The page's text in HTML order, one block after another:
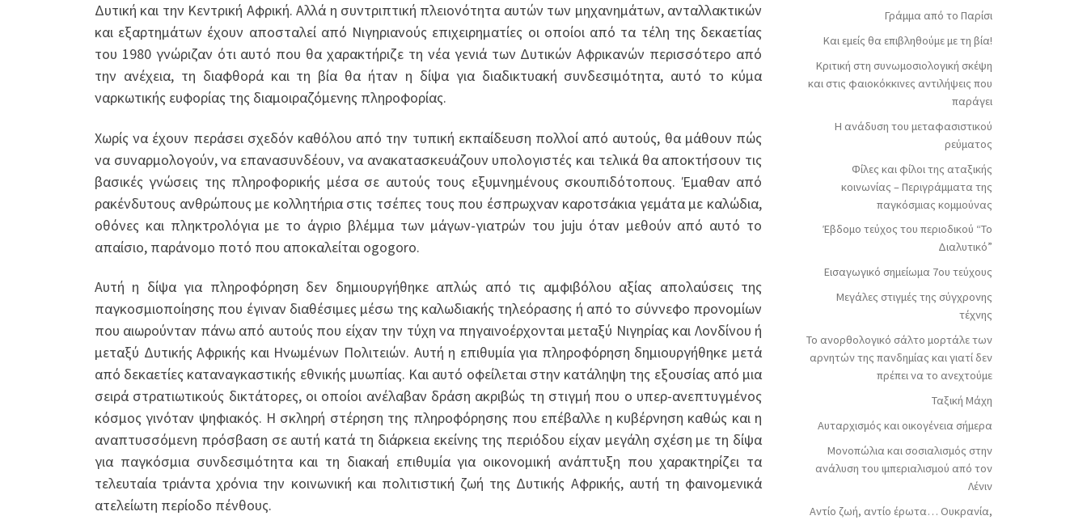
Δυτική και την Κεντρική Αφρική. Αλλά η συντριπτική πλειονότητα αυτών των μηχανημάτων, ανταλλακτικών
και εξαρτημάτων έχουν αποσταλεί από Νιγηριανούς επιχειρηματίες οι οποίοι από τα τέλη της δεκαετίας
του 1980 γνώριζαν ότι αυτό που θα χαρακτήριζε τη νέα γενιά των Δυτικών Αφρικανών περισσότερο από
την ανέχεια, τη διαφθορά και τη βία θα ήταν η δίψα για διαδικτυακή συνδεσιμότητα, αυτό το κύμα
ναρκωτικής ευφορίας της διαμοιραζόμενης πληροφορίας.
Χωρίς να έχουν περάσει σχεδόν καθόλου από την τυπική εκπαίδευση πολλοί από αυτούς, θα μάθουν πώς
να συναρμολογούν, να επανασυνδέουν, να ανακατασκευάζουν υπολογιστές και τελικά θα αποκτήσουν τις
βασικές γνώσεις της πληροφορικής μέσα σε αυτούς τους εξυμνημένους σκουπιδότοπους. Έμαθαν από
ρακένδυτους ανθρώπους με κολλητήρια στις τσέπες τους που έσπρωχναν καροτσάκια γεμάτα με καλώδια,
οθόνες και πληκτρολόγια με το άγριο βλέμμα των μάγων-γιατρών του juju όταν μεθούν από αυτό το
απαίσιο, παράνομο ποτό που αποκαλείται ogogoro.
Αυτή η δίψα για πληροφόρηση δεν δημιουργήθηκε απλώς από τις αμφιβόλου αξίας απολαύσεις της
παγκοσμιοποίησης που έγιναν διαθέσιμες μέσω της καλωδιακής τηλεόρασης ή από το σύννεφο προνομίων
που αιωρούνταν πάνω από αυτούς που είχαν την τύχη να πηγαινοέρχονται μεταξύ Νιγηρίας και Λονδίνου ή
μεταξύ Δυτικής Αφρικής και Ηνωμένων Πολιτειών. Αυτή η επιθυμία για πληροφόρηση δημιουργήθηκε μετά
από δεκαετίες καταναγκαστικής εθνικής μυωπίας. Και αυτό οφείλεται στην κατάληψη της εξουσίας από μια
σειρά στρατιωτικούς δικτάτορες, οι οποίοι ανέλαβαν δράση ακριβώς τη στιγμή που ο υπερ-ανεπτυγμένος
κόσμος γινόταν ψηφιακός. Η σκληρή στέρηση της πληροφόρησης που επέβαλλε η κυβέρνηση καθώς και η
αναπτυσσόμενη πρόσβαση σε αυτή κατά τη διάρκεια εκείνης της περιόδου είχαν μεγάλη σχέση με τη δίψα
για παγκόσμια συνδεσιμότητα και τη διακαή επιθυμία για οικονομική ανάπτυξη που χαρακτηρίζει τα
τελευταία τριάντα χρόνια την κοινωνική και πολιτιστική ζωή της Δυτικής Αφρικής, αυτή τη φαινομενικά
ατελείωτη περίοδο πένθους.
Γράμμα από το Παρίσι
Και εμείς θα επιβληθούμε με τη βία!
Κριτική στη συνωμοσιολογική σκέψη
και στις φαιοκόκκινες αντιλήψεις που
παράγει
Η ανάδυση του μεταφασιστικού
ρεύματος
Φίλες και φίλοι της αταξικής
κοινωνίας – Περιγράμματα της
παγκόσμιας κομμούνας
Έβδομο τεύχος του περιοδικού “Το
Διαλυτικό”
Εισαγωγικό σημείωμα 7ου τεύχους
Μεγάλες στιγμές της σύγχρονης
τέχνης
Το ανορθολογικό σάλτο μορτάλε των
αρνητών της πανδημίας και γιατί δεν
πρέπει να το ανεχτούμε
Ταξική Μάχη
Αυταρχισμός και οικογένεια σήμερα
Μονοπώλια και σοσιαλισμός στην
ανάλυση του ιμπεριαλισμού από τον
Λένιν
Αντίο ζωή, αντίο έρωτα… Ουκρανία,